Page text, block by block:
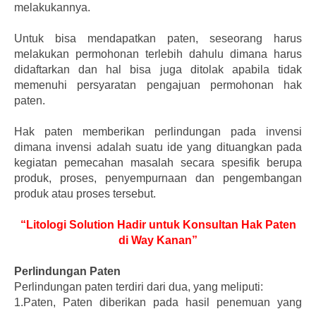
melakukannya.
Untuk bisa mendapatkan paten, seseorang harus
melakukan permohonan terlebih dahulu dimana harus
didaftarkan dan hal bisa juga ditolak apabila tidak
memenuhi persyaratan pengajuan permohonan hak
paten.
Hak paten memberikan perlindungan pada invensi
dimana invensi adalah suatu ide yang dituangkan pada
kegiatan pemecahan masalah secara spesifik berupa
produk, proses, penyempurnaan dan pengembangan
produk atau proses tersebut.
“Litologi Solution Hadir untuk Konsultan Hak Paten
di Way Kanan”
Perlindungan Paten
Perlindungan paten terdiri dari dua, yang meliputi:
1.Paten, Paten diberikan pada hasil penemuan yang